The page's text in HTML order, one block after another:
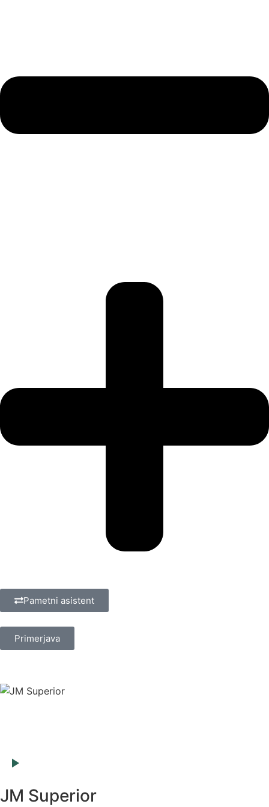
Pametni asistent
Primerjava
JM Superior